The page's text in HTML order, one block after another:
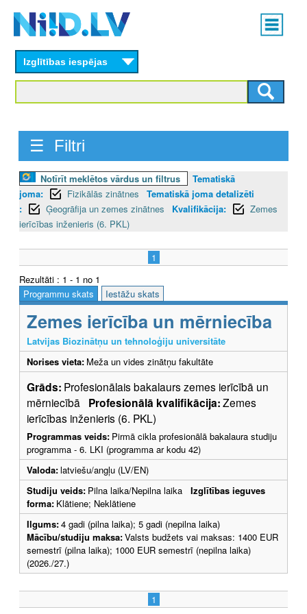
content
Main
menu
Izglītības iespējas
☰ Filtri
Notīrīt meklētos vārdus un filtrus
Tematiskā
joma:
Fizikālās zinātnes
Tematiskā joma detalizēti
:
Ģeogrāfija un zemes zinātnes Kvalifikācija:
Zemes
ierīcības inženieris (6. PKL)
1
Rezultāti : 1 - 1 no 1
Programmu skats
Iestāžu skats
Zemes ierīcība un mērniecība
Latvijas Biozinātņu un tehnoloģiju universitāte
Norises vieta: Meža un vides zinātņu fakultāte
Grāds: Profesionālais bakalaurs zemes ierīcībā un
mērniecībā Profesionālā kvalifikācija:Zemes
ierīcības inženieris (6. PKL)
Programmas veids: Pirmā cikla profesionālā bakalaura studiju
programma - 6. LKI (programma ar kodu 42)
Valoda:latviešu/angļu (LV/EN)
Studiju veids: Pilna laika/Nepilna laika Izglītības ieguves
forma: Klātiene; Neklātiene
Ilgums:4 gadi (pilna laika); 5 gadi (nepilna laika)
Mācību/studiju maksa:Valsts budžets vai maksas: 1400 EUR
semestrī (pilna laika); 1000 EUR semestrī (nepilna laika)
(2026./27.)
1